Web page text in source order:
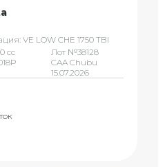
VE LOW CHE 1750 TBI
сс
Лот №38128
CAA Chubu
15.07.2026